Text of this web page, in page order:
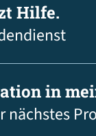
Hilfe.
in
nächstes